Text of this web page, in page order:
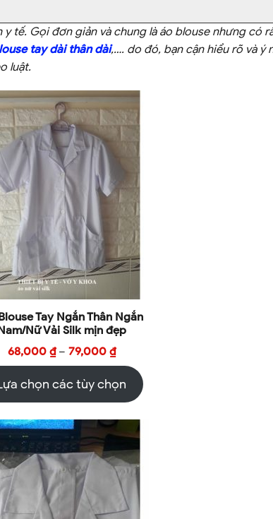
tế. Gọi đơn giản và chung là áo blouse nhưng có
tay dài thân dài,…. do đó, bạn cận hiểu rõ và ý
luật.
Tay Ngắn Thân Ngắn
Nữ Vải Silk mịn đẹp
68,000 ₫– 79,000 ₫
chọn các tùy chọn